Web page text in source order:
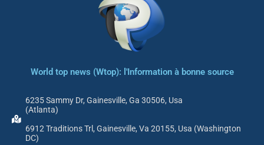
World top news (Wtop): l'Information à bonne source
6235 Sammy Dr, Gainesville, Ga 30506, Usa
(Atlanta)
6912 Traditions Trl, Gainesville, Va 20155, Usa (Washington
DC)